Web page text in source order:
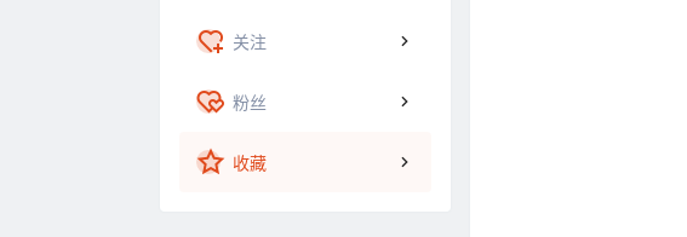
关注
粉丝
收藏